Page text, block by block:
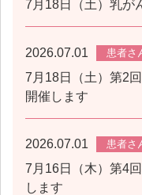
7月18日（土）乳が
2026.07.01 患者さ
7月18日（土）第2
開催します
2026.07.01 患者さ
7月16日（木）第4
します